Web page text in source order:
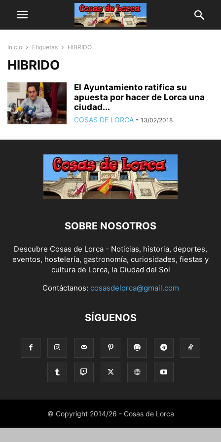
Inicio Etiquetas HIBRIDO
HIBRIDO
El Ayuntamiento ratifica su
apuesta por hacer de Lorca una
ciudad...
COSAS DE LORCA - 13/02/2018
SOBRE NOSOTROS
Descubre Cosas de Lorca - Noticias, historia, deportes,
eventos, hostelería, gastronomía, curiosidades, fiestas y
cultura de Lorca, la Ciudad del Sol
Contáctanos: cosasdelorca@gmail.com
SÍGUENOS
© Copyright 2014/26 - Cosas de Lorca